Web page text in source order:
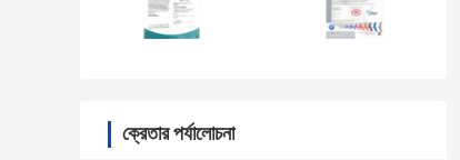
ক্রেতার পর্যালোচনা